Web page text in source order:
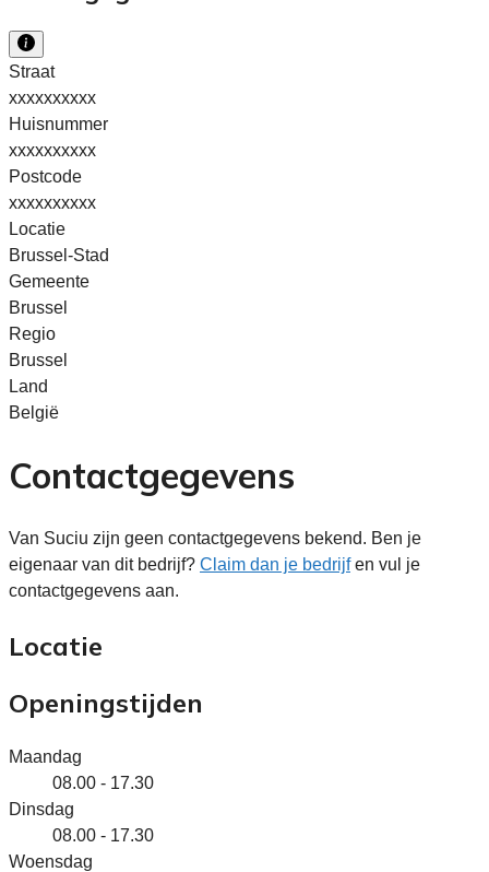
Straat
xxxxxxxxxx
Huisnummer
xxxxxxxxxx
Postcode
xxxxxxxxxx
Locatie
Brussel-Stad
Gemeente
Brussel
Regio
Brussel
Land
België
Contactgegevens
Van Suciu zijn geen contactgegevens bekend. Ben je
eigenaar van dit bedrijf? Claim dan je bedrijfen vul je
contactgegevens aan.
Locatie
Openingstijden
Maandag
08.00 - 17.30
Dinsdag
08.00 - 17.30
Woensdag